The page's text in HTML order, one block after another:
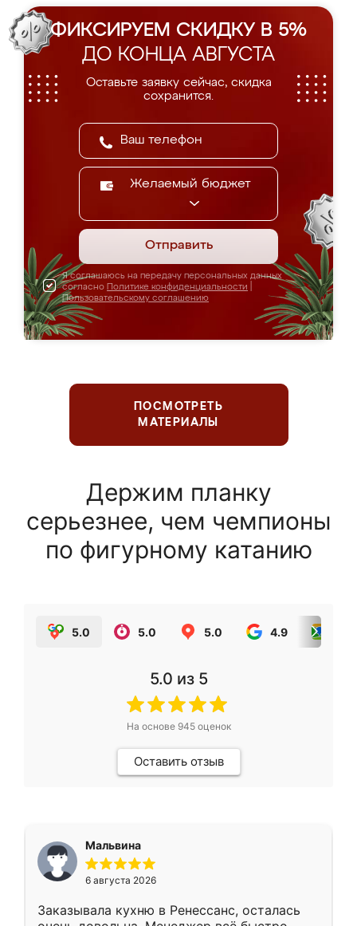
ФИКСИРУЕМ СКИДКУ В 5%
ДО КОНЦА АВГУСТА
Оставьте заявку сейчас, скидка
сохранится.
Желаемый бюджет
Отправить
Я соглашаюсь на передачу персональных данных
согласно Политике конфиденциальности
Пользовательскому соглашению
ПОСМОТРЕТЬ
МАТЕРИАЛЫ
Держим планку
серьезнее, чем чемпионы
по фигурному катанию
5.0 5.0 5.0 4.9
5.0 из 5
На основе 945оценок
Оставить отзыв
Мальвина
6 августа 2026
Заказывала кухню в Ренессанс, осталась